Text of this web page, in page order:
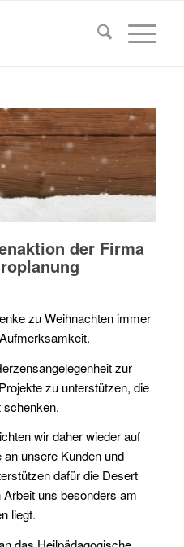
der Firma
zu Weihnachten immer
zur
zu unterstützen, die
wir daher wieder auf
unsere Kunden und
dafür die Desert
uns besonders am
liegt.